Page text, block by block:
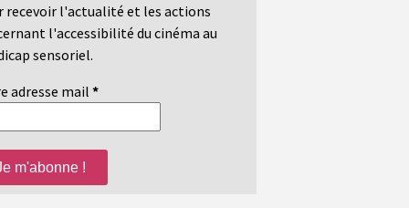
recevoir l'actualité et les actions
l'accessibilité du cinéma au
sensoriel.
adresse mail *